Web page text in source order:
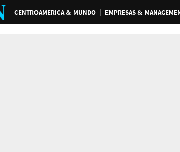
CENTROAMERICA & MUNDO EMPRESAS &